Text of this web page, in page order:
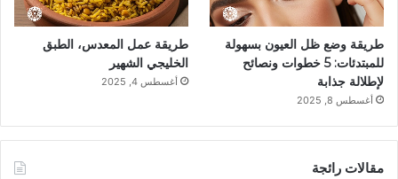
طريقة وضع ظل العيون بسهولة
للمبتدئات: 5 خطوات ونصائح
لإطلالة جذابة
أغسطس 8, 2025
طريقة عمل المعدس، الطبق
الخليجي الشهير
أغسطس 4, 2025
مقالات رائجة